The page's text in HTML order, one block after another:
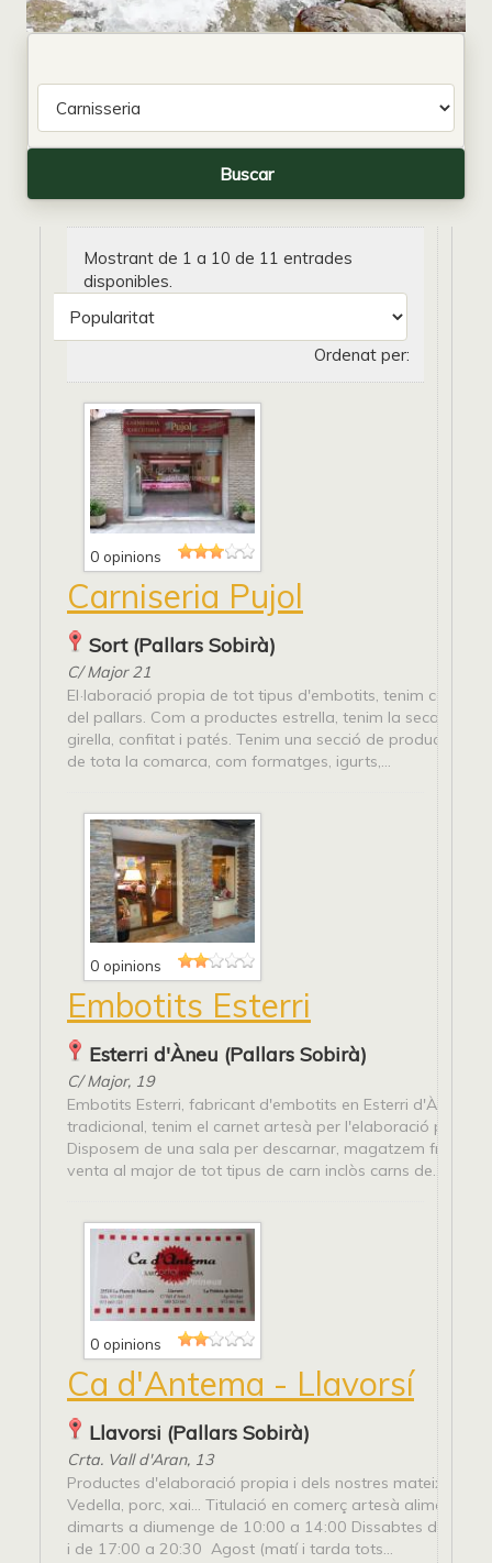
Mostrant de 1 a 10 de 11 entrades
disponibles.
Ordenat per:
0 opinions
Carniseria Pujol
Sort (Pallars Sobirà)
C/ Major 21
El·laboració propia de tot tipus d'embotits, tenim corder i
del pallars. Com a productes estrella, tenim la secallona,
girella, confitat i patés. Tenim una secció de productes
de tota la comarca, com formatges, igurts,...
0 opinions
Embotits Esterri
Esterri d'Àneu (Pallars Sobirà)
C/ Major, 19
Embotits Esterri, fabricant d'embotits en Esterri d'Àneu
tradicional, tenim el carnet artesà per l'elaboració pròpia.
Disposem de una sala per descarnar, magatzem
venta al major de tot tipus de carn inclòs carns de...
0 opinions
Ca d'Antema - Llavorsí
Llavorsi (Pallars Sobirà)
Crta. Vall d'Aran, 13
Productes d'elaboració propia i dels nostres mateixos
Vedella, porc, xai... Titulació en comerç artesà alimentari.
dimarts a diumenge de 10:00 a 14:00 Dissabtes de
i de 17:00 a 20:30 Agost (matí i tarda tots...